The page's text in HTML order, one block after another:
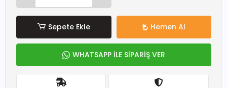
Sepete Ekle Hemen Al
WHATSAPP İLE SİPARİŞ VER